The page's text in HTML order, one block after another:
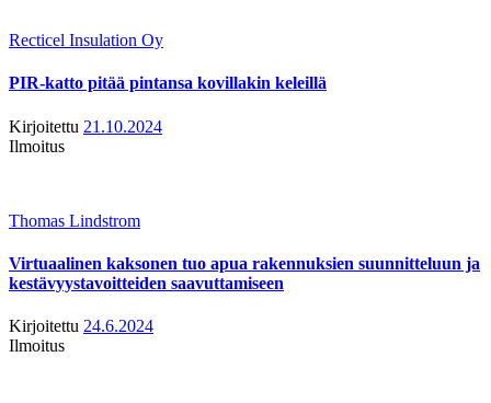
Recticel Insulation Oy
PIR-katto pitää pintansa kovillakin keleillä
Kirjoitettu 21.10.2024
Ilmoitus
Thomas Lindstrom
Virtuaalinen kaksonen tuo apua rakennuksien suunnitteluun ja
kestävyystavoitteiden saavuttamiseen
Kirjoitettu 24.6.2024
Ilmoitus